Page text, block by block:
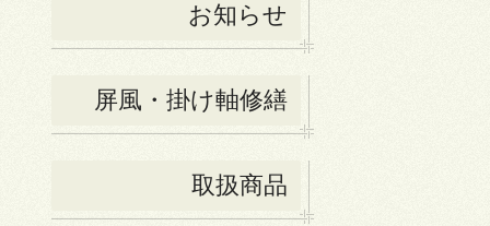
お知らせ
屏風・掛け軸修繕
取扱商品